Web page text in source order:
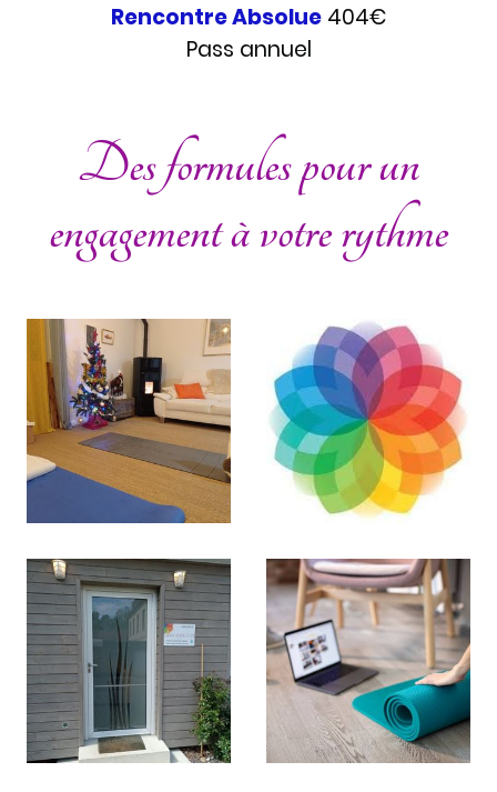
Rencontre Absolue404€
Pass annuel
Des formules pour un
engagement à votre rythme